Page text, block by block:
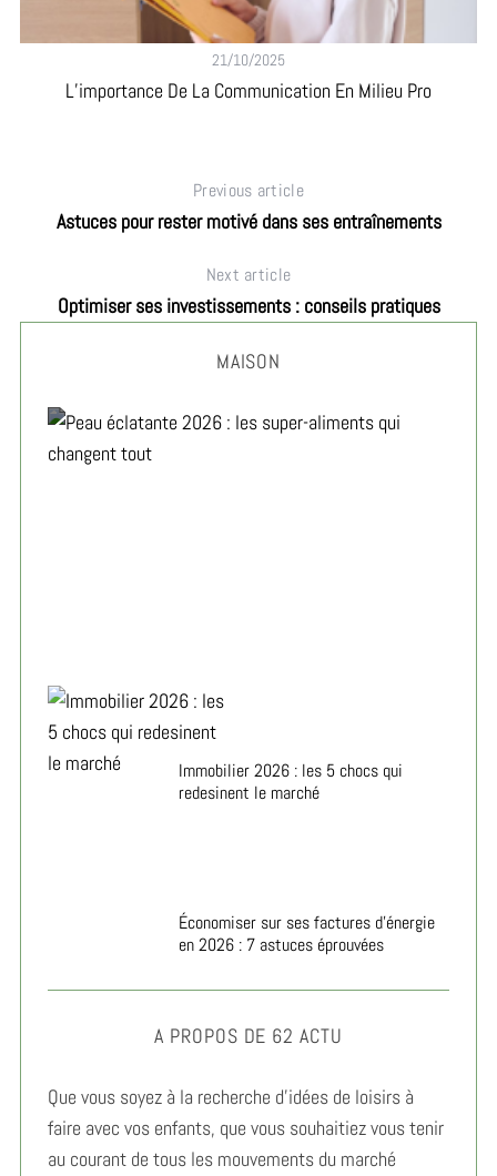
21/10/2025
L’importance De La Communication En Milieu Pro
Previous article
Astuces pour rester motivé dans ses entraînements
Next article
Optimiser ses investissements : conseils pratiques
MAISON
Immobilier 2026 : les 5 chocs qui
redesinent le marché
Économiser sur ses factures d’énergie
en 2026 : 7 astuces éprouvées
A PROPOS DE 62 ACTU
Que vous soyez à la recherche d’idées de loisirs à
faire avec vos enfants, que vous souhaitiez vous tenir
au courant de tous les mouvements du marché